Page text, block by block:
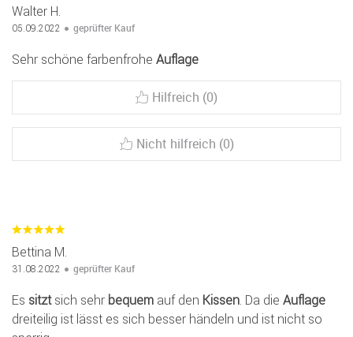
Walter H.
05.09.2022 geprüfter Kauf
Sehr schöne farbenfrohe Auflage
Hilfreich (0)
Nicht hilfreich (0)
Bettina M.
31.08.2022 geprüfter Kauf
Es sitztsich sehr bequem auf den Kissen. Da die Auflage
dreiteilig ist lässt es sich besser händeln und ist nicht so